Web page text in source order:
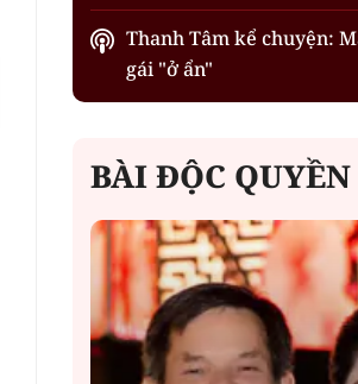
Thanh Tâm kể chuyện:
gái "ở ẩn"
BÀI ĐỘC QUYỀN